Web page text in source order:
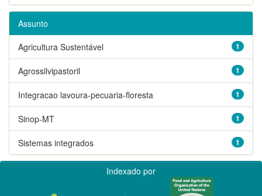
Assunto
1
Agricultura Sustentável
1
Agrossilvipastoril
1
Integracao lavoura-pecuaria-floresta
1
Sinop-MT
1
Sistemas integrados
Indexado por